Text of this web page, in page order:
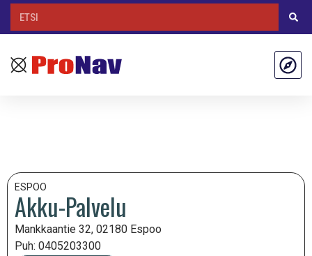
ESPOO
Akku-Palvelu
Mankkaantie 32, 02180 Espoo
Puh: 0405203300